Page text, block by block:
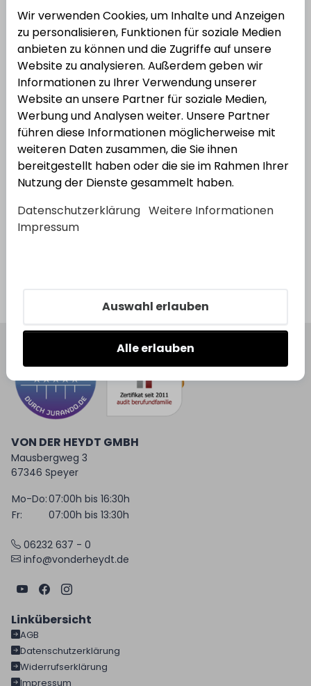
Viega SANIT Universal-
Rohrgeruchverschluss, 1 1/2" x 50 mm
Bestell-Nr.:2110615 EAN: 4015211102821
VON DER HEYDT GMBH
Mausbergweg 3
67346 Speyer
Mo-Do:07:00h bis 16:30h
Fr:
07:00h bis 13:30h
06232 637 - 0
info@vonderheydt.de
Linkübersicht
AGB
Datenschutzerklärung
Widerrufserklärung
Impressum
Wir verwenden Cookies, um Inhalte und Anzeigen
zu personalisieren, Funktionen für soziale Medien
anbieten zu können und die Zugriffe auf unsere
Website zu analysieren. Außerdem geben wir
Informationen zu Ihrer Verwendung unserer
Website an unsere Partner für soziale Medien,
Werbung und Analysen weiter. Unsere Partner
führen diese Informationen möglicherweise mit
weiteren Daten zusammen, die Sie ihnen
bereitgestellt haben oder die sie im Rahmen Ihrer
Nutzung der Dienste gesammelt haben.
Datenschutzerklärung Weitere Informationen
Impressum
Auswahl erlauben
Alle erlauben